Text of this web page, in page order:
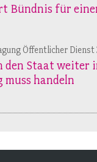
Bündnis für
Öffentlicher Dienst
den Staat weiter
muss handeln